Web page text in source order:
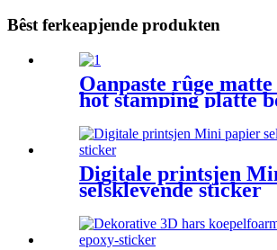
Bêst ferkeapjende produkten
Oanpaste rûge
hot stamping platte
kofjetassen mei finster
Digitale printsjen
selsklevende sticker